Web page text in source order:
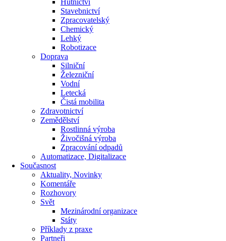
Stavebnictví
Zpracovatelský
Chemický
Lehký
Robotizace
Doprava
Silniční
Železniční
Vodní
Letecká
Čistá mobilita
Zdravotnictví
Zemědělství
Rostlinná výroba
Živočišná výroba
Zpracování odpadů
Automatizace, Digitalizace
Současnost
Aktuality, Novinky
Komentáře
Rozhovory
Svět
Mezinárodní organizace
Státy
Příklady z praxe
Partneři